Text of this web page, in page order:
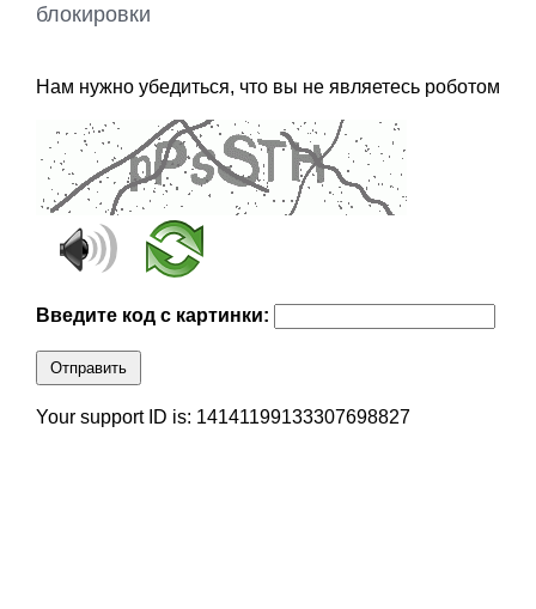
блокировки
Нам нужно убедиться, что вы не являетесь роботом
Введите код с картинки:
Отправить
Your support ID is: 14141199133307698827